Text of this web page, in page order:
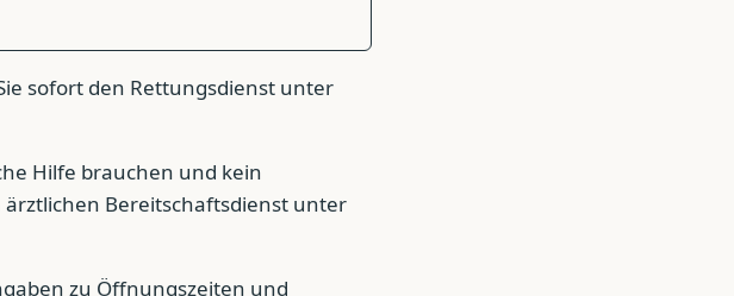
sofort den Rettungsdienst unter
Hilfe brauchen und kein
Bereitschaftsdienst unter
zu Öffnungszeiten und